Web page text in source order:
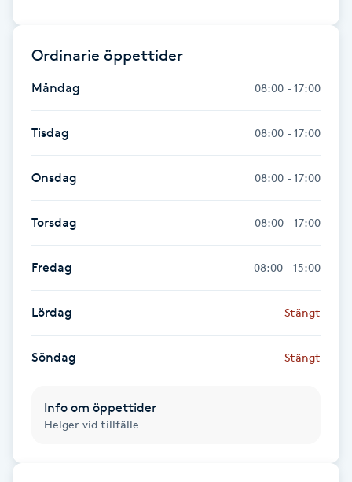
Friskvård
Friskvårdsmassage
Frisör
Funktionsanalys
Färgning
Föning
Gellack
Gellack med förstärkning
Ordinarie öppettider
Måndag 08:00 - 17:00
Tisdag 08:00 - 17:00
Onsdag 08:00 - 17:00
Torsdag 08:00 - 17:00
Fredag 08:00 - 15:00
Lördag Stängt
Söndag Stängt
Info om öppettider
Helger vid tillfälle